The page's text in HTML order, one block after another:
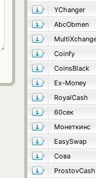
YChanger
AbcObmen
Coinfy
CoinsBlack
Ex-Money
RoyalCash
60сек
Монеткинс
EasySwap
Сова
ProstovCash